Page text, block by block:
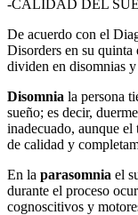
-CALIDAD DEL
De acuerdo con el
Disorders en su quinta
dividen en disomnias y
Disomnia la persona
sueño; es decir,
inadecuado, aunque
de calidad y
En la parasomnia el
durante el proceso
cognoscitivos y